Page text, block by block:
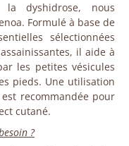
dyshidrose, nous
Formulé à base de
sélectionnées
il aide à
les petites vésicules
pieds. Une utilisation
recommandée pour
cutané.
?